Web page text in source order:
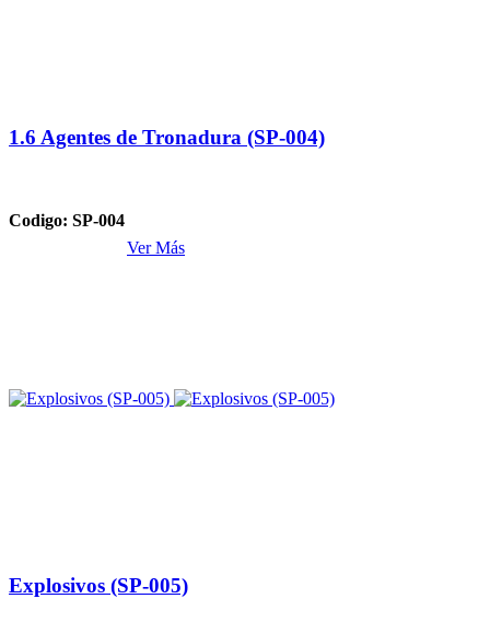
1.6 Agentes de Tronadura (SP-004)
Codigo: SP-004
Ver Más
Explosivos (SP-005)